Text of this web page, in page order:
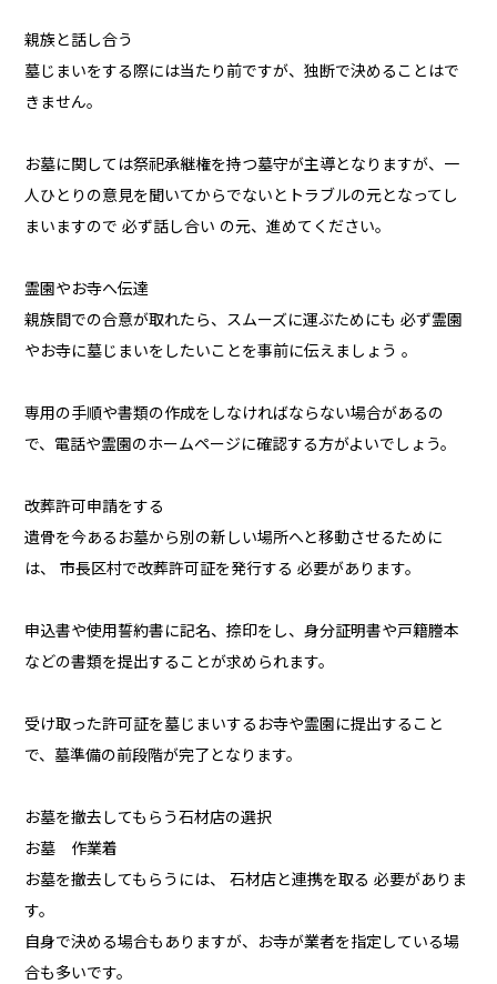
親族と話し合う
墓じまいをする際には当たり前ですが、独断で決めることはで
きません。
お墓に関しては祭祀承継権を持つ墓守が主導となりますが、一
人ひとりの意見を聞いてからでないとトラブルの元となってし
まいますので 必ず話し合い の元、進めてください。
霊園やお寺へ伝達
親族間での合意が取れたら、スムーズに運ぶためにも 必ず霊園
やお寺に墓じまいをしたいことを事前に伝えましょう 。
専用の手順や書類の作成をしなければならない場合があるの
で、電話や霊園のホームページに確認する方がよいでしょう。
改葬許可申請をする
遺骨を今あるお墓から別の新しい場所へと移動させるために
は、 市長区村で改葬許可証を発行する 必要があります。
申込書や使用誓約書に記名、捺印をし、身分証明書や戸籍謄本
などの書類を提出することが求められます。
受け取った許可証を墓じまいするお寺や霊園に提出すること
で、墓準備の前段階が完了となります。
お墓を撤去してもらう石材店の選択
お墓 作業着
お墓を撤去してもらうには、 石材店と連携を取る 必要がありま
す。
自身で決める場合もありますが、お寺が業者を指定している場
合も多いです。